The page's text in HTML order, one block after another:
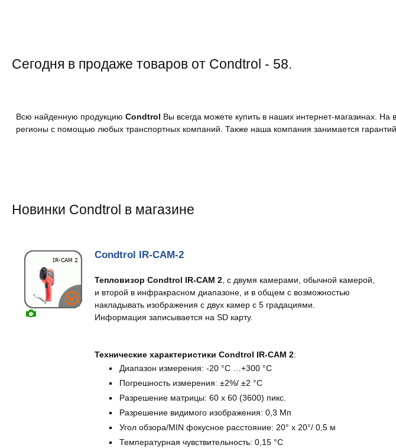
Сегодня в продаже товаров от Condtrol - 58.
Всю найденную продукцию Condtrol Вы всегда можете купить в наших интернет-магазинах. На
регионы с помощью любых транспортных компаний. Также наша компания занимается
Новинки Condtrol в магазине
Condtrol IR-CAM-2
Тепловизор Condtrol IR-CAM 2 , с двумя камерами, обычной камерой,
и второй в инфракрасном диапазоне, и в общем с возможностью
накладывать изображения с двух камер с 5 градациями.
Информация записывается на SD карту.
Технические характеристики Condtrol IR-CAM 2:
Диапазон измерения: -20 °С …+300 °С
Погрешность измерения: ±2%/ ±2 °С
Разрешение матрицы: 60 х 60 (3600) пикс.
Разрешение видимого изображения: 0,3 Мп
Угол обзора/MIN фокусное расстояние: 20° x 20°/ 0,5 м
Температурная чувствительность: 0,15 °С